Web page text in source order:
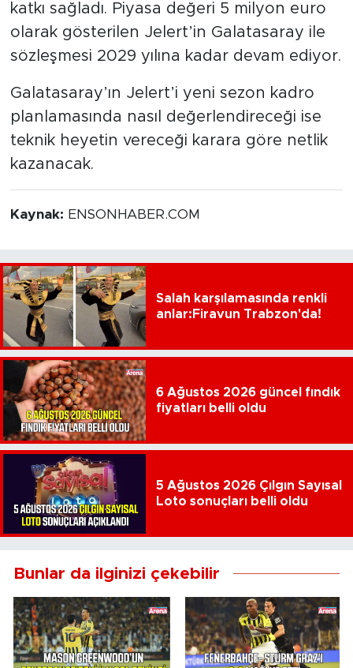
katkı sağladı. Piyasa değeri 5 milyon euro
olarak gösterilen Jelert’in Galatasaray ile
sözleşmesi 2029 yılına kadar devam ediyor.
Galatasaray’ın Jelert’i yeni sezon kadro
planlamasında nasıl değerlendireceği ise
teknik heyetin vereceği karara göre netlik
kazanacak.
Kaynak: ENSONHABER.COM
Salah karşılamasında renkli
anlar:Firavun Trabzon'da!
6 Ağustos 2026 güncel fındık
fiyatları belli oldu
5 Ağustos 2026 Çılgın Sayısal
Loto sonuçları belli oldu
Bunlar da ilginizi çekebilir